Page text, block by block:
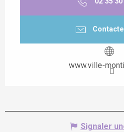
www.ville-
Signaler